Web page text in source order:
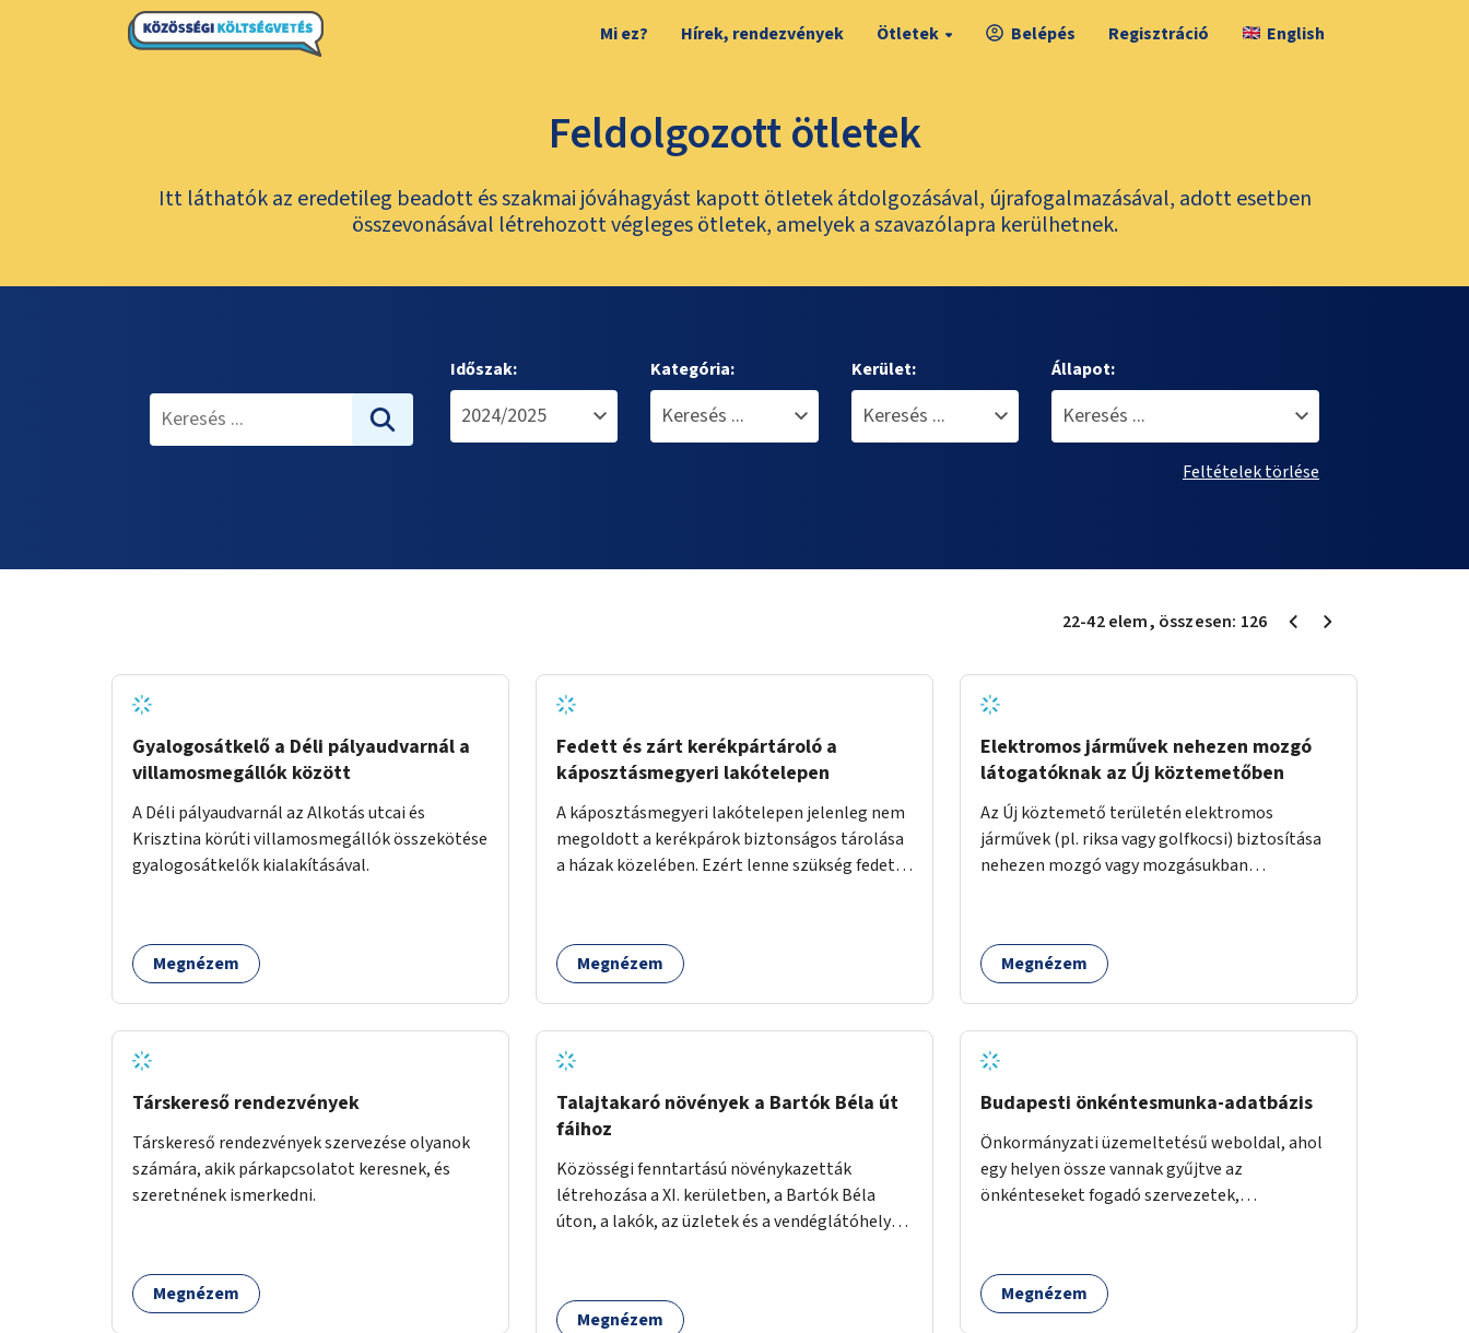
Mi ez? Hírek, rendezvények Ötletek Belépés Regisztráció English
Feldolgozott ötletek
Itt láthatók az eredetileg beadott és szakmai jóváhagyást kapott ötletek átdolgozásával, újrafogalmazásával, adott esetben
összevonásával létrehozott végleges ötletek, amelyek a szavazólapra kerülhetnek.
Időszak: Kategória: Kerület: Állapot:
Feltételek törlése
22-42elem, összesen: 126
Gyalogosátkelő a Déli pályaudvarnál a
villamosmegállók között
A Déli pályaudvarnál az Alkotás utcai és
Krisztina körúti villamosmegállók összekötése
gyalogosátkelők kialakításával.
Megnézem
Társkereső rendezvények
Társkereső rendezvények szervezése olyanok
számára, akik párkapcsolatot keresnek, és
szeretnének ismerkedni.
Megnézem
Fedett és zárt kerékpártároló a
káposztásmegyeri lakótelepen
A káposztásmegyeri lakótelepen jelenleg nem
megoldott a kerékpárok biztonságos tárolása
a házak közelében. Ezért lenne szükség fedett,
időjárás viszontagságaival szemben.
Megnézem
Talajtakaró növények a Bartók Béla út
fáihoz
Közösségi fenntartású növénykazetták
létrehozása a XI. kerületben, a Bartók Béla
úton, a lakók, az üzletek és a vendéglátóhelyek
Megnézem
Elektromos járművek nehezen mozgó
látogatóknak az Új köztemetőben
Az Új köztemető területén elektromos
járművek (pl. riksa vagy golfkocsi) biztosítása
nehezen mozgó vagy mozgásukban
közlekednének.
Megnézem
Budapesti önkéntesmunka-adatbázis
Önkormányzati üzemeltetésű weboldal, ahol
egy helyen össze vannak gyűjtve az
önkénteseket fogadó szervezetek,
helyszín és/vagy intézmény, illetve a munka
jellege alapján, és kapcsolatba tudnak lépni az
Megnézem